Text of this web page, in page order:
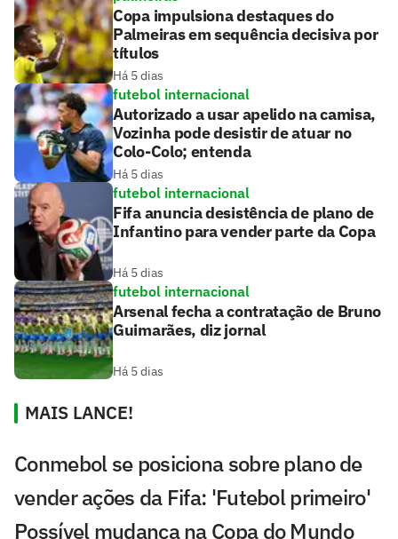
Copa impulsiona destaques do
Palmeiras em sequência decisiva por
títulos
Há 5 dias
futebol internacional
Autorizado a usar apelido na camisa,
Vozinha pode desistir de atuar no
Colo-Colo; entenda
Há 5 dias
futebol internacional
Fifa anuncia desistência de plano de
Infantino para vender parte da Copa
Há 5 dias
futebol internacional
Arsenal fecha a contratação de Bruno
Guimarães, diz jornal
Há 5 dias
MAIS LANCE!
Conmebol se posiciona sobre plano de
vender ações da Fifa: 'Futebol primeiro'
Possível mudança na Copa do Mundo